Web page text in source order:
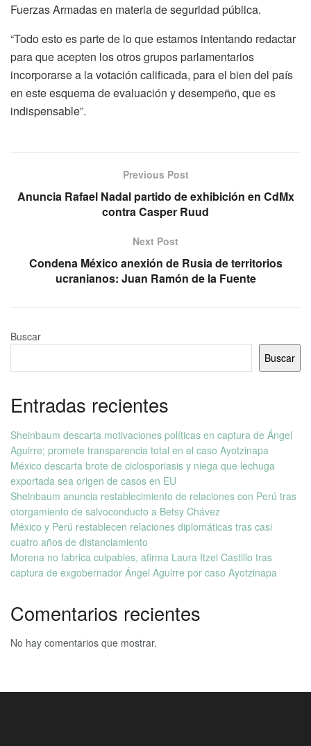
Fuerzas Armadas en materia de seguridad pública.
“Todo esto es parte de lo que estamos intentando redactar
para que acepten los otros grupos parlamentarios
incorporarse a la votación calificada, para el bien del país
en este esquema de evaluación y desempeño, que es
indispensable”.
Previous Post
Anuncia Rafael Nadal partido de exhibición en CdMx
contra Casper Ruud
Next Post
Condena México anexión de Rusia de territorios
ucranianos: Juan Ramón de la Fuente
Buscar
Buscar
Entradas recientes
Sheinbaum descarta motivaciones políticas en captura de Ángel
Aguirre; promete transparencia total en el caso Ayotzinapa
México descarta brote de ciclosporiasis y niega que lechuga
exportada sea origen de casos en EU
Sheinbaum anuncia restablecimiento de relaciones con Perú tras
otorgamiento de salvoconducto a Betsy Chávez
México y Perú restablecen relaciones diplomáticas tras casi
cuatro años de distanciamiento
Morena no fabrica culpables, afirma Laura Itzel Castillo tras
captura de exgobernador Ángel Aguirre por caso Ayotzinapa
Comentarios recientes
No hay comentarios que mostrar.